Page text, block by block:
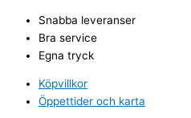
innehåll
Snabba leveranser
Bra service
Egna tryck
Köpvillkor
Öppettider och karta
search
search
Traa
Olga
Fleece
mängd